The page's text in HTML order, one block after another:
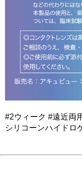
#2ウィーク #遠近両
シリコーンハイドロ